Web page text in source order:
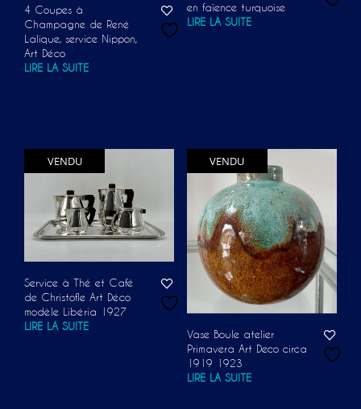
4 Coupes à
Champagne de René
Lalique, service Nippon,
Art Déco
LIRE LA SUITE
en faïence turquoise
LIRE LA SUITE
VENDU
Service à Thé et Café
de Christofle Art Déco
modèle Libéria 1927
LIRE LA SUITE
VENDU
Vase Boule atelier
Primavera Art Deco circa
1919 1923
LIRE LA SUITE